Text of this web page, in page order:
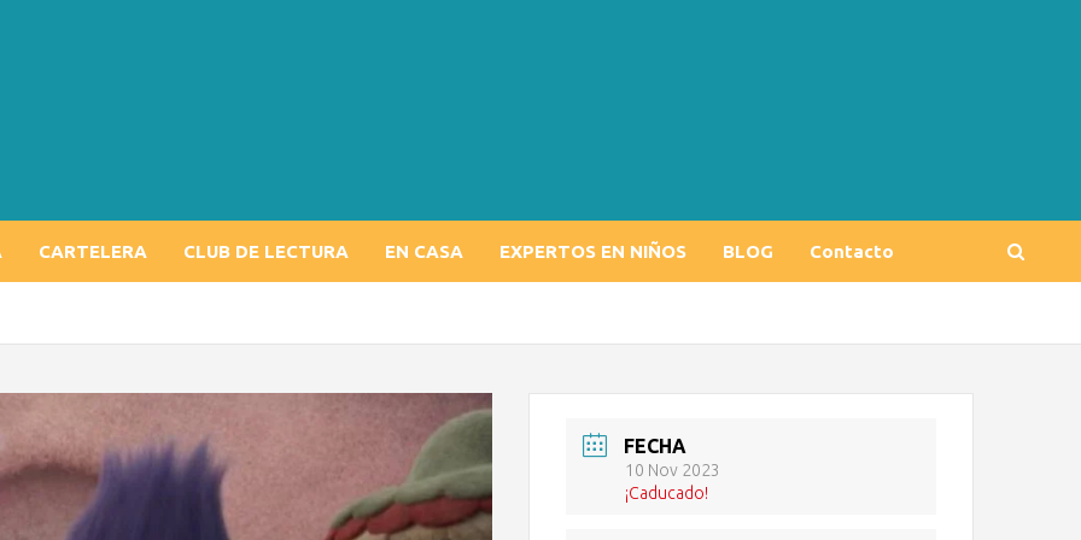
CARTELERA CLUB DE LECTURA EN CASA EXPERTOS EN NIÑOS BLOG Contacto
FECHA
10 Nov 2023
¡Caducado!